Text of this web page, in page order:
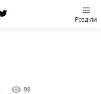
Розділи
98